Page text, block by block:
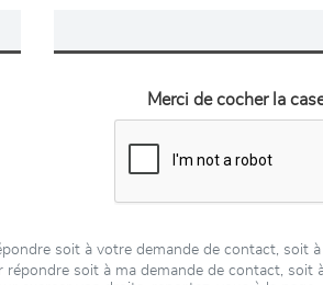
Merci de cocher la
soit à votre demande de contact,
répondre soit à ma demande de contact,